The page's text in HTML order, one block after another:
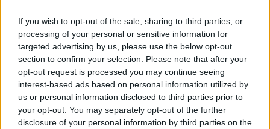
If you wish to opt-out of the sale, sharing to third parties, or
processing of your personal or sensitive information for
targeted advertising by us, please use the below opt-out
section to confirm your selection. Please note that after your
opt-out request is processed you may continue seeing
interest-based ads based on personal information utilized by
us or personal information disclosed to third parties prior to
your opt-out. You may separately opt-out of the further
disclosure of your personal information by third parties on the